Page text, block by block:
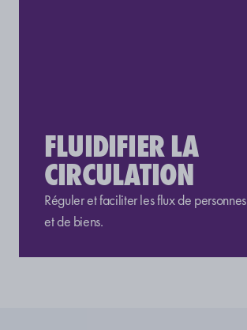
FLUIDIFIER LA
CIRCULATION
Réguler et faciliter les flux de personnes
et de biens.